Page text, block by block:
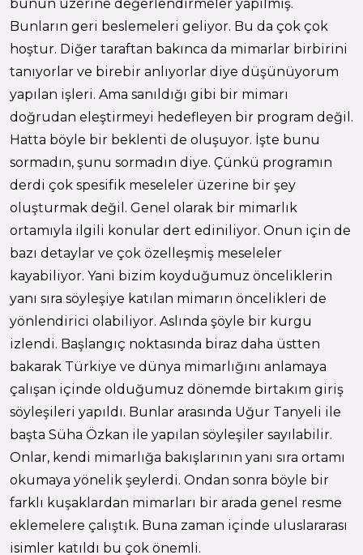
bunun üzerine değerlendirmeler yapılmış.
Bunların geri beslemeleri geliyor. Bu da çok çok
hoştur. Diğer taraftan bakınca da mimarlar birbirini
tanıyorlar ve birebir anlıyorlar diye düşünüyorum
yapılan işleri. Ama sanıldığı gibi bir mimarı
doğrudan eleştirmeyi hedefleyen bir program değil.
Hatta böyle bir beklenti de oluşuyor. İşte bunu
sormadın, şunu sormadın diye. Çünkü programın
derdi çok spesifik meseleler üzerine bir şey
oluşturmak değil. Genel olarak bir mimarlık
ortamıyla ilgili konular dert ediniliyor. Onun için de
bazı detaylar ve çok özelleşmiş meseleler
kayabiliyor. Yani bizim koyduğumuz önceliklerin
yanı sıra söyleşiye katılan mimarın öncelikleri de
yönlendirici olabiliyor. Aslında şöyle bir kurgu
izlendi. Başlangıç noktasında biraz daha üstten
bakarak Türkiye ve dünya mimarlığını anlamaya
çalışan içinde olduğumuz dönemde birtakım giriş
söyleşileri yapıldı. Bunlar arasında Uğur Tanyeli ile
başta Süha Özkan ile yapılan söyleşiler sayılabilir.
Onlar, kendi mimarlığa bakışlarının yanı sıra ortamı
okumaya yönelik şeylerdi. Ondan sonra böyle bir
farklı kuşaklardan mimarları bir arada genel resme
eklemelere çalıştık. Buna zaman içinde uluslararası
isimler katıldı bu çok önemli.